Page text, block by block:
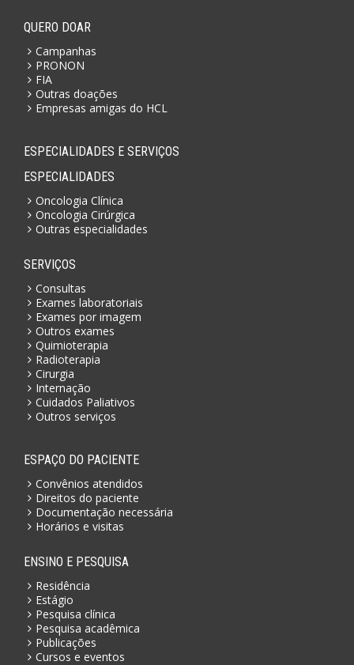
QUERO DOAR
Campanhas
PRONON
FIA
Outras doações
Empresas amigas do HCL
ESPECIALIDADES E SERVIÇOS
ESPECIALIDADES
Oncologia Clínica
Oncologia Cirúrgica
Outras especialidades
SERVIÇOS
Consultas
Exames laboratoriais
Exames por imagem
Outros exames
Quimioterapia
Radioterapia
Cirurgia
Internação
Cuidados Paliativos
Outros serviços
ESPAÇO DO PACIENTE
Convênios atendidos
Direitos do paciente
Documentação necessária
Horários e visitas
ENSINO E PESQUISA
Residência
Estágio
Pesquisa clínica
Pesquisa acadêmica
Publicações
Cursos e eventos